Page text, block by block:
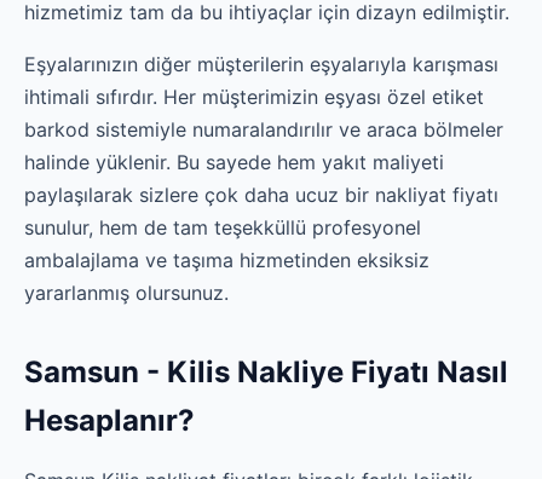
hizmetimiz tam da bu ihtiyaçlar için dizayn edilmiştir.
Eşyalarınızın diğer müşterilerin eşyalarıyla karışması
ihtimali sıfırdır. Her müşterimizin eşyası özel etiket
barkod sistemiyle numaralandırılır ve araca bölmeler
halinde yüklenir. Bu sayede hem yakıt maliyeti
paylaşılarak sizlere çok daha ucuz bir nakliyat fiyatı
sunulur, hem de tam teşekküllü profesyonel
ambalajlama ve taşıma hizmetinden eksiksiz
yararlanmış olursunuz.
Samsun - Kilis Nakliye Fiyatı Nasıl
Hesaplanır?